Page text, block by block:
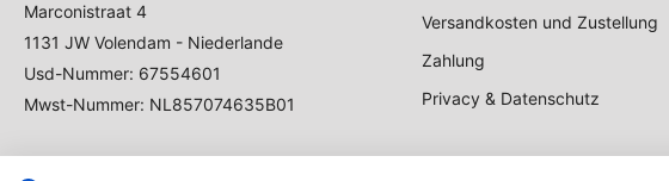
Marconistraat 4
1131 JW Volendam - Niederlande
Usd-Nummer: 67554601
Mwst-Nummer: NL857074635B01
Versandkosten und Zustellung
Zahlung
Privacy & Datenschutz